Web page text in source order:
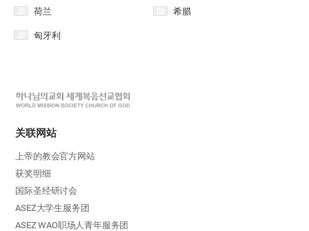
荷兰 希腊
匈牙利
하
님
의
회
로
고
关联网站
上帝的教会官方网站
获奖明细
国际圣经研讨会
ASEZ大学生服务团
ASEZ WAO职场人青年服务团